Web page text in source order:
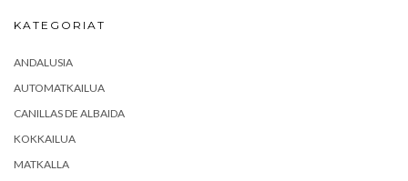
KATEGORIAT
ANDALUSIA
AUTOMATKAILUA
CANILLAS DE ALBAIDA
KOKKAILUA
MATKALLA